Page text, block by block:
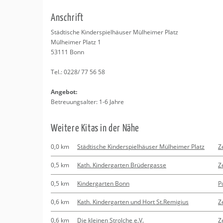
Beratung
Kurse
Regionale Tipps
An­schrift
Städ­ti­sche Kin­der­spiel­häu­ser Mül­hei­mer Platz
Mül­hei­mer Platz 1
53111 Bonn
Tel.:0228/ 77 56 58
An­ge­bot:
Be­treu­ungs­al­ter: 1-6 Jahre
Wei­te­re Kitas in der Nähe
0,0 km Städtische Kinderspielhäuser Mülheimer Platz
0,5 km Kath. Kindergarten Brüdergasse
0,5 km Kindergarten Bonn
0,6 km Kath. Kindergarten und Hort St.Remigius
0,6 km Die kleinen Strolche e.V.